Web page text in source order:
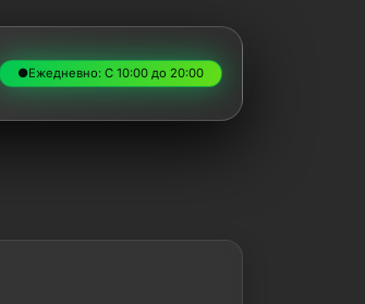
●Ежедневно: С 10:00 до 20:00